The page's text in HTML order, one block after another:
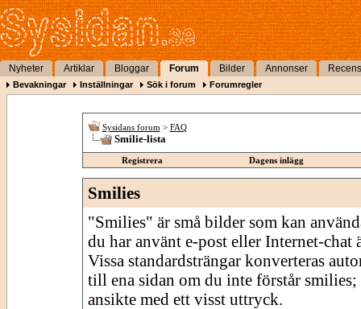
Nyheter Artiklar Bloggar Forum Bilder Annonser
Bevakningar Inställningar Sök i forum Forumregler
Sysidans forum > FAQ
Smilie-lista
Registrera Dagens inlägg
Smilies
"Smilies" är små bilder som kan
du har använt e-post eller Internet-
Vissa standardsträngar konverteras
till ena sidan om du inte förstår
ansikte med ett visst uttryck.